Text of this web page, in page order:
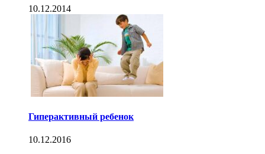
10.12.2014
Гиперактивный ребенок
10.12.2016